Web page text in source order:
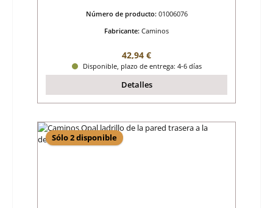
Número de producto: 01006076
Fabricante: Caminos
Precio normal:
42,94 €
Disponible, plazo de entrega: 4-6 días
Detalles
Sólo 2 disponible